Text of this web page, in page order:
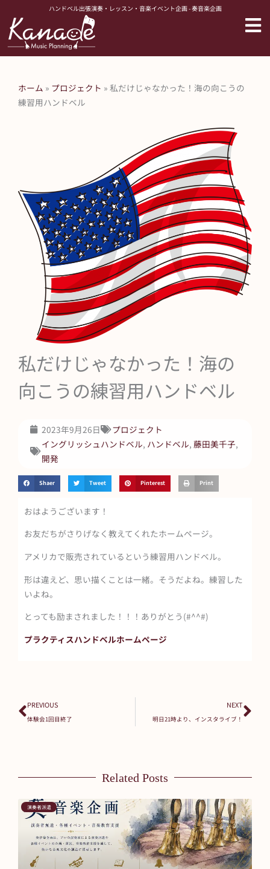
ス
ハンドベル出張演奏・レッスン・音楽イベント企画 - 奏音楽企画
ホーム » プロジェクト » 私だけじゃなかった！海の向こうの
練習用ハンドベル
私だけじゃなかった！海の
向こうの練習用ハンドベル
2023年9月26日
プロジェクト
イングリッシュハンドベル, ハンドベル, 藤田美千子,
開発
Shaer Tweet Pinterest Print
おはようございます！
お友だちがさりげなく教えてくれたホームページ。
アメリカで販売されているという練習用ハンドベル。
形は違えど、思い描くことは一緒。そうだよね。練習した
いよね。
とっても励まされました！！！ありがとう(#^^#)
プラクティスハンドベルホームページ
PREVIOUS
体験会1回目終了
NEXT
明日21時より、インスタライブ！
Related Posts
演奏者派遣